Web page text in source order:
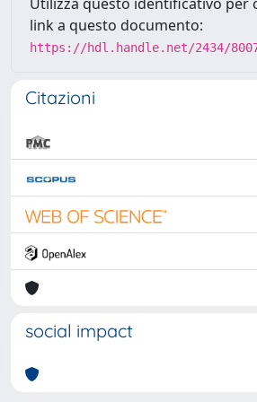
link a questo documento:
https://hdl.handle.net/2434/
Citazioni
social impact